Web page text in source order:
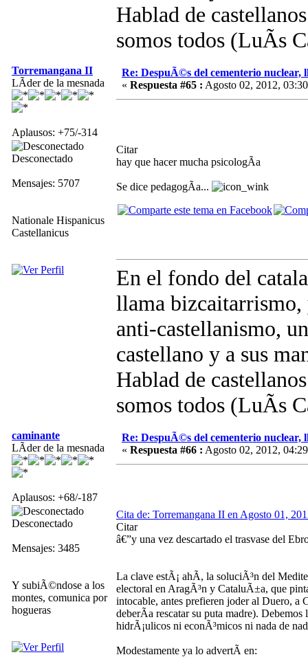
Hablad de
somos todos (LuÃ­s
Torremangana II
LÃ­der de la mesnada
Aplausos: +75/-314
Desconectado
Mensajes: 5707
Nationale Hispanicus
Castellanicus
Re: DespuÃ©s del cementerio nuclear,
« Respuesta #65 : Agosto 02, 2012,
Citar
hay que hacer mucha psicologÃ­a
Se dice pedagogÃ­a...
En el fondo del
llama
anti-castellanismo,
castellano y a sus
Hablad de
somos todos (LuÃ­s
caminante
LÃ­der de la mesnada
Aplausos: +68/-187
Desconectado
Mensajes: 3485
Y subiÃ©ndose a los
montes, comunica por
hogueras
Re: DespuÃ©s del cementerio nuclear,
« Respuesta #66 : Agosto 02, 2012,
Cita de: Torremangana II en Agosto 01,
Citar
â€”y una vez descartado el trasvase del
La clave estÃ¡ ahÃ­, la soluciÃ³n del
electoral en AragÃ³n y CataluÃ±a, que
intocable, antes prefieren joder al Duero, a
deberÃ­a rescatar su puta madre).
hidrÃ¡ulicos ni econÃ³micos ni nada de
Modestamente ya lo advertÃ­ en: